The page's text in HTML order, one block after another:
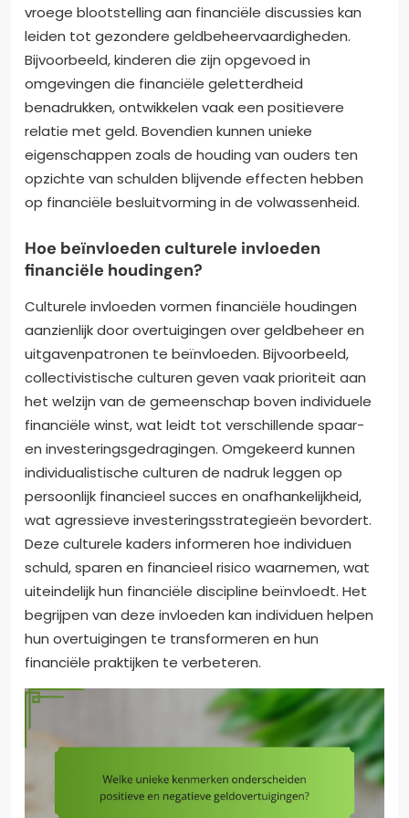
vroege blootstelling aan financiële discussies kan
leiden tot gezondere geldbeheervaardigheden.
Bijvoorbeeld, kinderen die zijn opgevoed in
omgevingen die financiële geletterdheid
benadrukken, ontwikkelen vaak een positievere
relatie met geld. Bovendien kunnen unieke
eigenschappen zoals de houding van ouders ten
opzichte van schulden blijvende effecten hebben
op financiële besluitvorming in de volwassenheid.
Hoe beïnvloeden culturele invloeden
financiële houdingen?
Culturele invloeden vormen financiële houdingen
aanzienlijk door overtuigingen over geldbeheer en
uitgavenpatronen te beïnvloeden. Bijvoorbeeld,
collectivistische culturen geven vaak prioriteit aan
het welzijn van de gemeenschap boven individuele
financiële winst, wat leidt tot verschillende spaar-
en investeringsgedragingen. Omgekeerd kunnen
individualistische culturen de nadruk leggen op
persoonlijk financieel succes en onafhankelijkheid,
wat agressieve investeringsstrategieën bevordert.
Deze culturele kaders informeren hoe individuen
schuld, sparen en financieel risico waarnemen, wat
uiteindelijk hun financiële discipline beïnvloedt. Het
begrijpen van deze invloeden kan individuen helpen
hun overtuigingen te transformeren en hun
financiële praktijken te verbeteren.